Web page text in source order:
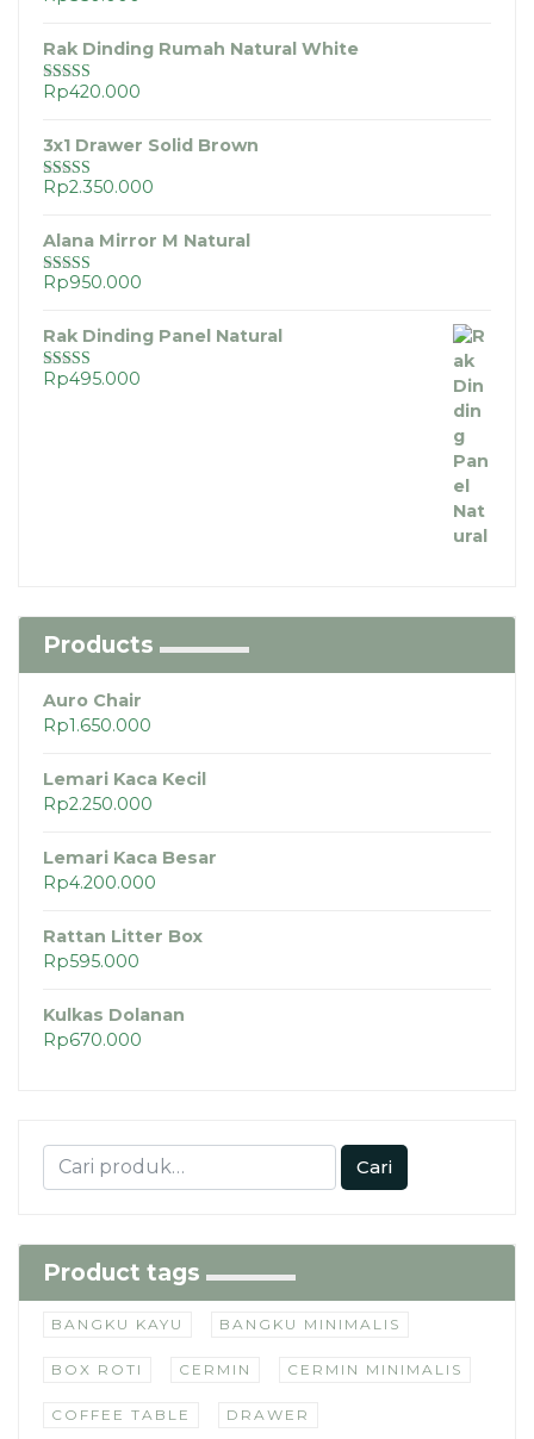
Rak Dinding Rumah Natural White
Dinilai5.00
Rp420.000
3x1 Drawer Solid Brown
Dinilai5.00
Rp2.350.000
Alana Mirror M Natural
Dinilai5.00
Rp950.000
Rak Dinding Panel Natural
Dinilai5.00
Rp495.000
Products
Auro Chair
Rp1.650.000
Lemari Kaca Kecil
Rp2.250.000
Lemari Kaca Besar
Rp4.200.000
Rattan Litter Box
Rp595.000
Kulkas Dolanan
Rp670.000
Cari
Product tags
BANGKU KAYU BANGKU MINIMALIS
BOX ROTI CERMIN CERMIN MINIMALIS
COFFEE TABLE DRAWER